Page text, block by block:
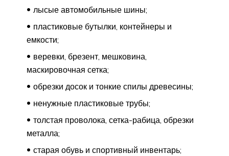
лысые автомобильные шины;
пластиковые бутылки, контейнеры и
емкости;
веревки, брезент, мешковина,
маскировочная сетка;
обрезки досок и тонкие спилы древесины;
ненужные пластиковые трубы;
толстая проволока, сетка-рабица, обрезки
металла;
старая обувь и спортивный инвентарь;